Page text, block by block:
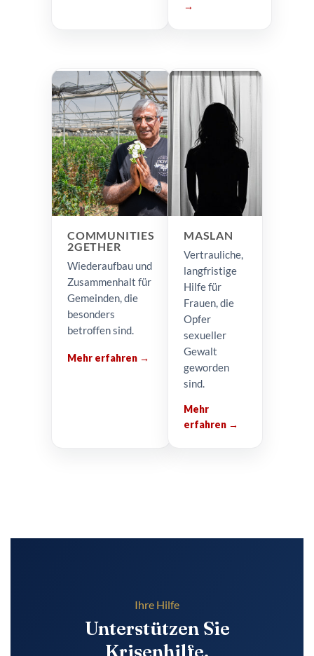
→
COMMUNITIES
2GETHER
Wiederaufbau und
Zusammenhalt für
Gemeinden, die
besonders
betroffen sind.
Mehr erfahren →
MASLAN
Vertrauliche,
langfristige
Hilfe für
Frauen, die
Opfer
sexueller
Gewalt
geworden
sind.
Mehr
erfahren →
Ihre Hilfe
Unterstützen Sie